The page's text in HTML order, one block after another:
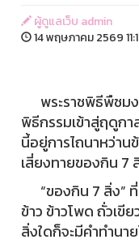
ผู้ดูแลเว็บ admin
14 พฤษภาคม 2569
พระราชพิธีพืชม
พิธีกรรมเข้าสู่ฤดูก
นี้อยู่การไถนาหว่าน
เสี่ยงทายของกิน 7
“ของกิน 7 สิ่ง”
ข้าว ข้าวโพด ถั่วเขี
สิ่งใดก็จะมีคำทำนา